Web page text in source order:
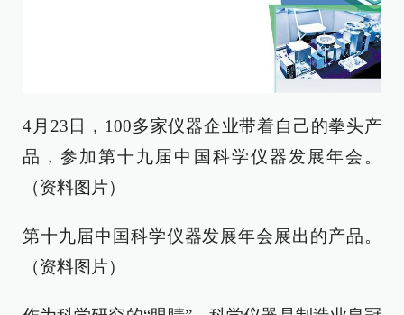
4月23日，100多家仪器企业带着自己的拳头产
品，参加第十九届中国科学仪器发展年会。
（资料图片）
第十九届中国科学仪器发展年会展出的产品。
（资料图片）